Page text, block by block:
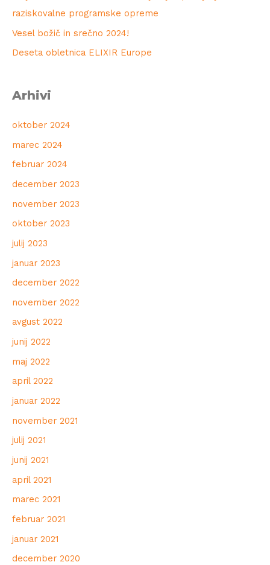
raziskovalne programske opreme
Vesel božič in srečno 2024!
Deseta obletnica ELIXIR Europe
Arhivi
oktober 2024
marec 2024
februar 2024
december 2023
november 2023
oktober 2023
julij 2023
januar 2023
december 2022
november 2022
avgust 2022
junij 2022
maj 2022
april 2022
januar 2022
november 2021
julij 2021
junij 2021
april 2021
marec 2021
februar 2021
januar 2021
december 2020